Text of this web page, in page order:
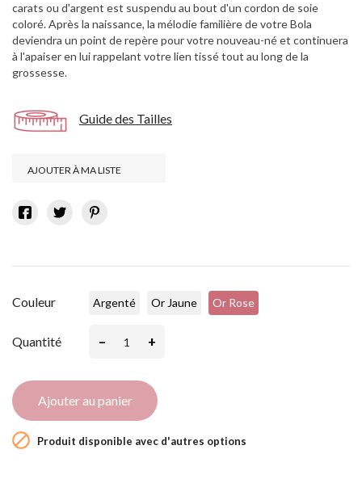
carats ou d'argent est suspendu au bout d'un cordon de soie
coloré. Après la naissance, la mélodie familière de votre Bola
deviendra un point de repère pour votre nouveau-né et continuera
à l'apaiser en lui rappelant votre lien tissé tout au long de la
grossesse.
Guide des Tailles
AJOUTER À MA LISTE
Couleur Argenté Or Jaune Or Rose
Quantité – +
Ajouter au panier
 Produit disponible avec d'autres options